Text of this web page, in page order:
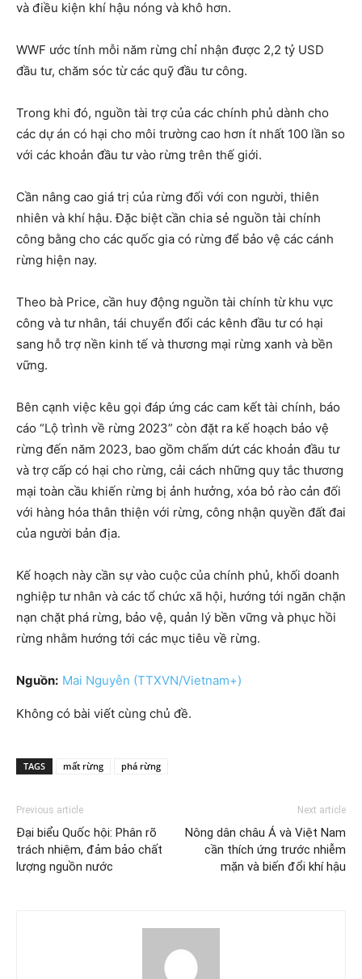
và điều kiện khí hậu nóng và khô hơn.
WWF ước tính mỗi năm rừng chỉ nhận được 2,2 tỷ USD
đầu tư, chăm sóc từ các quỹ đầu tư công.
Trong khi đó, nguồn tài trợ của các chính phủ dành cho
các dự án có hại cho môi trường cao hơn ít nhất 100 lần so
với các khoản đầu tư vào rừng trên thế giới.
Cần nâng cao giá trị của rừng đối với con người, thiên
nhiên và khí hậu. Đặc biệt cần chia sẻ nguồn tài chính
công bằng cho các quốc gia có rừng để bảo vệ các cánh
rừng hiện nay.
Theo bà Price, cần huy động nguồn tài chính từ khu vực
công và tư nhân, tái chuyển đổi các kênh đầu tư có hại
sang hỗ trợ nền kinh tế và thương mại rừng xanh và bền
vững.
Bên cạnh việc kêu gọi đáp ứng các cam kết tài chính, báo
cáo “Lộ trình về rừng 2023” còn đặt ra kế hoạch bảo vệ
rừng đến năm 2023, bao gồm chấm dứt các khoản đầu tư
và trợ cấp có hại cho rừng, cải cách những quy tắc thương
mại toàn cầu khiến rừng bị ảnh hưởng, xóa bỏ rào cản đối
với hàng hóa thân thiện với rừng, công nhận quyền đất đai
của người bản địa.
Kế hoạch này cần sự vào cuộc của chính phủ, khối doanh
nghiệp tư nhân và các tổ chức xã hội, hướng tới ngăn chặn
nạn chặt phá rừng, bảo vệ, quản lý bền vững và phục hồi
rừng nhằm hướng tới các mục tiêu về rừng.
Nguồn: Mai Nguyễn (TTXVN/Vietnam+)
Không có bài viết cùng chủ đề.
TAGS mất rừng phá rừng
Previous article
Đại biểu Quốc hội: Phân rõ
trách nhiệm, đảm bảo chất
lượng nguồn nước
Next article
Nông dân châu Á và Việt Nam
cần thích ứng trước nhiễm
mặn và biến đổi khí hậu